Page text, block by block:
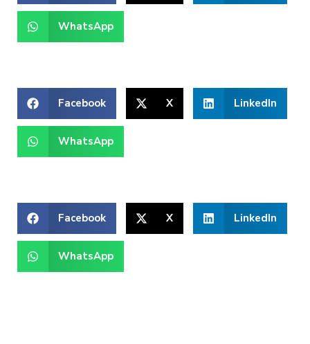
WhatsApp
Facebook X LinkedIn
WhatsApp
Facebook X LinkedIn
WhatsApp